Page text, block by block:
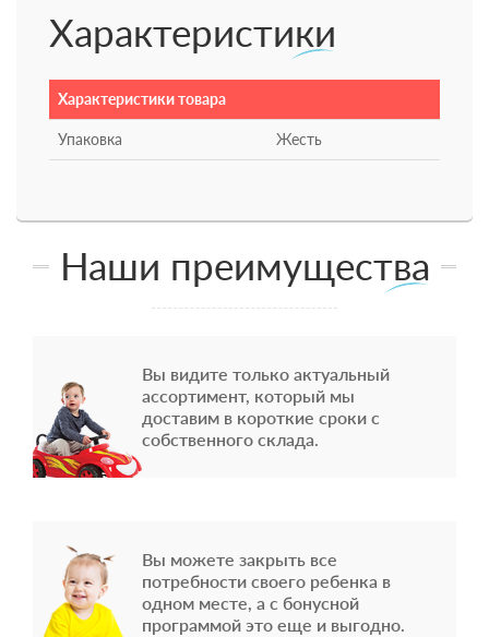
Характеристики
Характеристики товара
Упаковка Жесть
Наши преимущества
Вы видите только актуальный
ассортимент, который мы
доставим в короткие сроки с
собственного склада.
Вы можете закрыть все
потребности своего ребенка в
одном месте, а с бонусной
программой это еще и выгодно.